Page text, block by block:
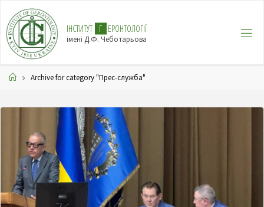
ІНСТИТУТ Г ЕРОНТОЛОГІЇ
імені Д.Ф. Чеботарьова
Archive for category "Прес-служба"